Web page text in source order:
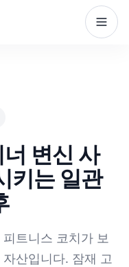
변신 사
키는 일관
트니스 코치가 보
산입니다. 잠재 고